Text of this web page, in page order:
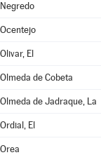
Negredo
Ocentejo
Olivar, El
Olmeda de Cobeta
Olmeda de Jadraque, La
Ordial, El
Orea